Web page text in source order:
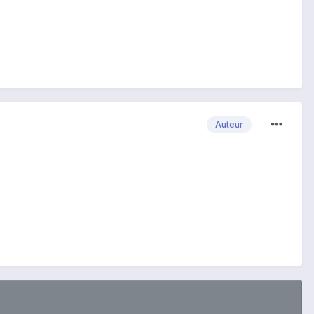
Auteur